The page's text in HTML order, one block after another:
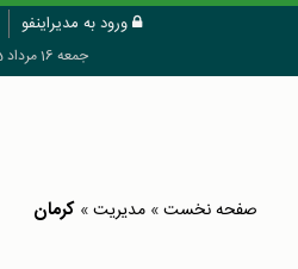
ورود به مدیراینفو
جمعه 16 مرداد 1405
صفحه نخست» مدیریت» کرمان